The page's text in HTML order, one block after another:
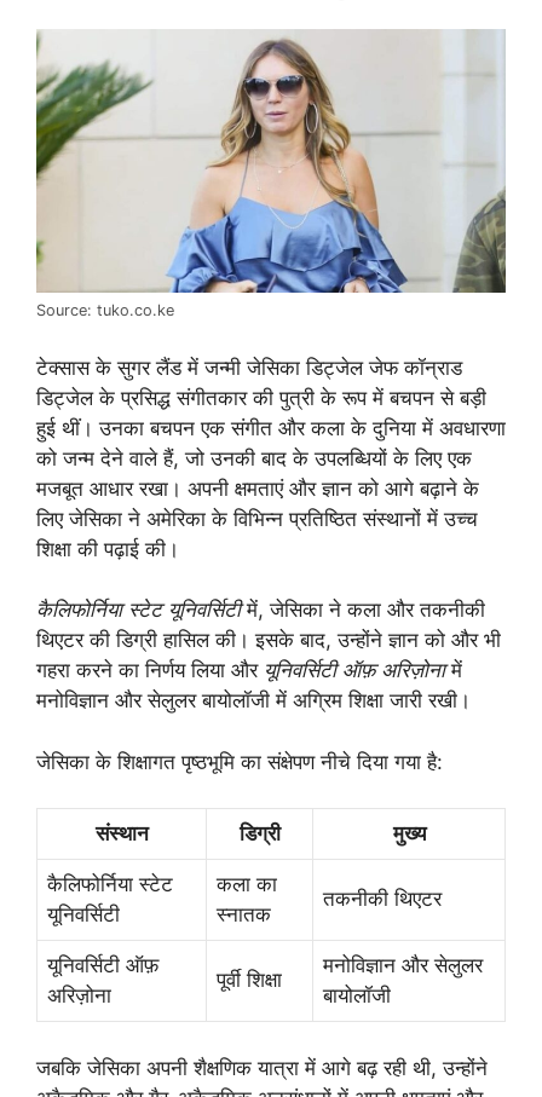
Source: tuko.co.ke
टेक्सास के सुगर लैंड में जन्मी जेसिका डिट्जेल जेफ कॉन्राड
डिट्जेल के प्रसिद्ध संगीतकार की पुत्री के रूप में बचपन से बड़ी
हुई थीं। उनका बचपन एक संगीत और कला के दुनिया में अवधारणा
को जन्म देने वाले हैं, जो उनकी बाद के उपलब्धियों के लिए एक
मजबूत आधार रखा। अपनी क्षमताएं और ज्ञान को आगे बढ़ाने के
लिए जेसिका ने अमेरिका के विभिन्न प्रतिष्ठित संस्थानों में उच्च
शिक्षा की पढ़ाई की।
कैलिफोर्निया स्टेट यूनिवर्सिटीमें, जेसिका ने कला और तकनीकी
थिएटर की डिग्री हासिल की। इसके बाद, उन्होंने ज्ञान को और भी
गहरा करने का निर्णय लिया और यूनिवर्सिटी ऑफ़ अरिज़ोनामें
मनोविज्ञान और सेलुलर बायोलॉजी में अग्रिम शिक्षा जारी रखी।
जेसिका के शिक्षागत पृष्ठभूमि का संक्षेपण नीचे दिया गया है:
संस्थान डिग्री मुख्य
कैलिफोर्निया स्टेट
यूनिवर्सिटी
कला का
स्नातक
तकनीकी थिएटर
यूनिवर्सिटी ऑफ़
अरिज़ोना
पूर्वी शिक्षा
मनोविज्ञान और सेलुलर
बायोलॉजी
जबकि जेसिका अपनी शैक्षणिक यात्रा में आगे बढ़ रही थी, उन्होंने